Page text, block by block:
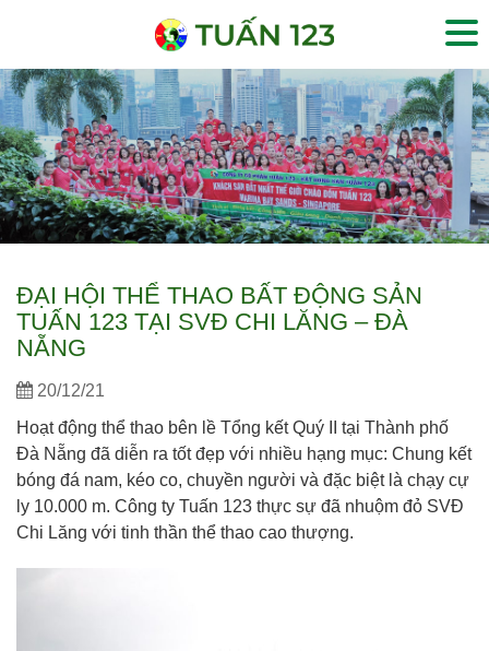
ĐẠI HỘI THỂ THAO BẤT ĐỘNG SẢN
TUẤN 123 TẠI SVĐ CHI LĂNG – ĐÀ
NẴNG
20/12/21
Hoạt động thể thao bên lề Tổng kết Quý II tại Thành phố
Đà Nẵng đã diễn ra tốt đẹp với nhiều hạng mục: Chung kết
bóng đá nam, kéo co, chuyền người và đặc biệt là chạy cự
ly 10.000 m. Công ty Tuấn 123 thực sự đã nhuộm đỏ SVĐ
Chi Lăng với tinh thần thể thao cao thượng.